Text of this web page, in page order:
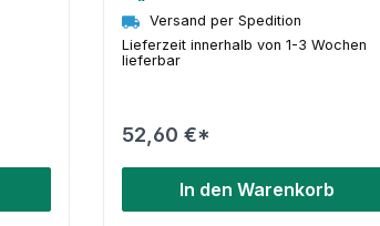
m²
Versand per Spedition
Lieferzeit innerhalb von 1-3 Wochen
lieferbar
52,60 €*
In den Warenkorb